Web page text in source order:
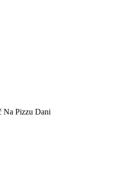
Na Pizzu Dani